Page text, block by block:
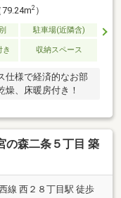
2）
駐車場(近隣含)
き 収納スペース
仕様で経済的なお部
燥、床暖房付き！
の森二条５丁目 築
線 西２８丁目駅 徒歩